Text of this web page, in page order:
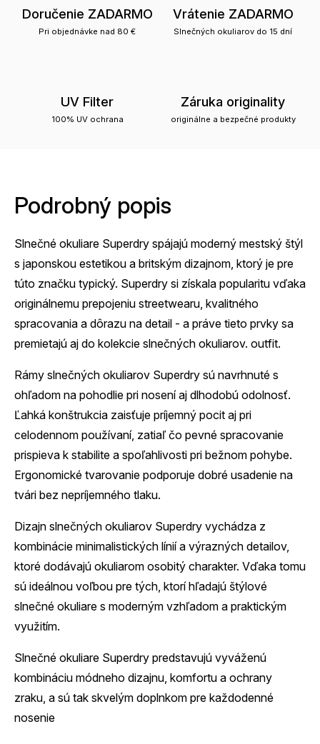
Doručenie ZADARMO
Pri objednávke nad 80 €
Vrátenie ZADARMO
Slnečných okuliarov do 15 dní
UV Filter
100% UV ochrana
Záruka originality
originálne a bezpečné produkty
Podrobný popis
Slnečné okuliare Superdry spájajú moderný mestský štýl
s japonskou estetikou a britským dizajnom, ktorý je pre
túto značku typický. Superdry si získala popularitu vďaka
originálnemu prepojeniu streetwearu, kvalitného
spracovania a dôrazu na detail - a práve tieto prvky sa
premietajú aj do kolekcie slnečných okuliarov. outfit.
Rámy slnečných okuliarov Superdry sú navrhnuté s
ohľadom na pohodlie pri nosení aj dlhodobú odolnosť.
Ľahká konštrukcia zaisťuje príjemný pocit aj pri
celodennom používaní, zatiaľ čo pevné spracovanie
prispieva k stabilite a spoľahlivosti pri bežnom pohybe.
Ergonomické tvarovanie podporuje dobré usadenie na
tvári bez nepríjemného tlaku.
Dizajn slnečných okuliarov Superdry vychádza z
kombinácie minimalistických línií a výrazných detailov,
ktoré dodávajú okuliarom osobitý charakter. Vďaka tomu
sú ideálnou voľbou pre tých, ktorí hľadajú štýlové
slnečné okuliare s moderným vzhľadom a praktickým
využitím.
Slnečné okuliare Superdry predstavujú vyváženú
kombináciu módneho dizajnu, komfortu a ochrany
zraku, a sú tak skvelým doplnkom pre každodenné
nosenie